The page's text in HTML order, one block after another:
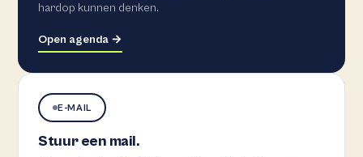
hardop kunnen denken.
Open agenda →
E-MAIL
Stuur een mail.